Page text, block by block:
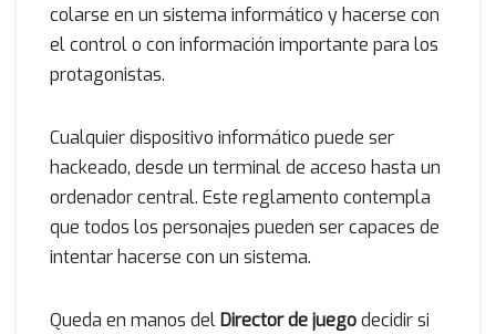
colarse en un sistema informático y hacerse con
el control o con información importante para los
protagonistas.
Cualquier dispositivo informático puede ser
hackeado, desde un terminal de acceso hasta un
ordenador central. Este reglamento contempla
que todos los personajes pueden ser capaces de
intentar hacerse con un sistema.
Queda en manos del Director de juegodecidir si